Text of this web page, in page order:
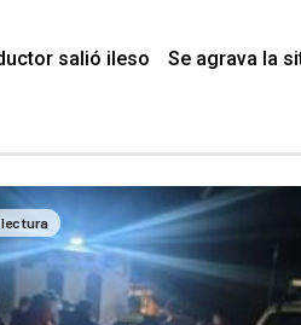
salió ileso
Se agrava la
lectura